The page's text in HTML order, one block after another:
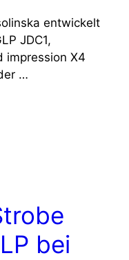
entwickelt
JDC1,
impression X4
…
bei